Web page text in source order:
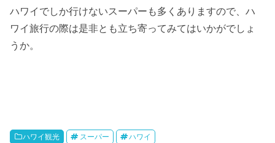
ハワイでしか行けないスーパーも多くありますので、ハ
ワイ旅行の際は是非とも立ち寄ってみてはいかがでしょ
うか。
ハワイ観光 スーパー ハワイ